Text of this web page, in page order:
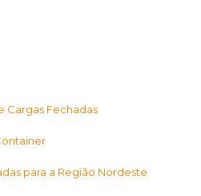
Cargas Fechadas
para a Região Nordeste